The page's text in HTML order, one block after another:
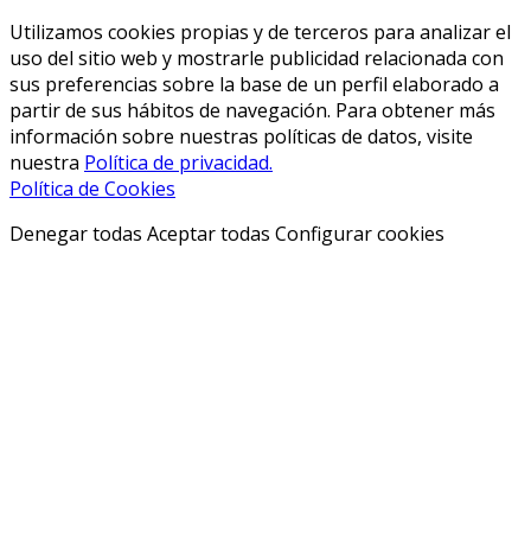
Utilizamos cookies propias y de terceros para analizar el
uso del sitio web y mostrarle publicidad relacionada con
sus preferencias sobre la base de un perfil elaborado a
partir de sus hábitos de navegación. Para obtener más
información sobre nuestras políticas de datos, visite
nuestra Política de privacidad.
Política de Cookies
Denegar todas Aceptar todas Configurar cookies